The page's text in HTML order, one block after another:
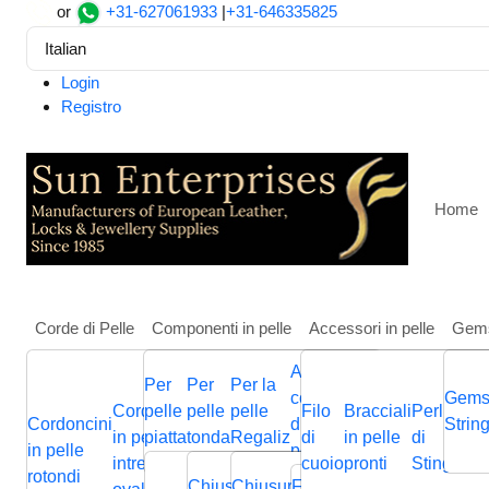
or +31-627061933 |+31-646335825
Italian
Login
Registro
Home
Corde di Pelle
Cordoncini
in pelle
rotondi
Cordoncini
in pelle
intrecciati
Cordoncini
in pelle
intrecciata
Cordoncini
in pelle
piatti
Cordini
in pelle
piatta
Componenti in pelle
Per
pelle
piatta
Per
pelle
tonda
Chiusura
Cursori
Per la
pelle
Regaliz
Cursori
Altri
componenti
di gioielli in
pelle
Accessori in pelle
Filo
di
cuoio
Bracciali
in pelle
pronti
Perline
di
Stingray
Pietre, Perline e Ciondoli Stainless
Stainless Steel Pendant: